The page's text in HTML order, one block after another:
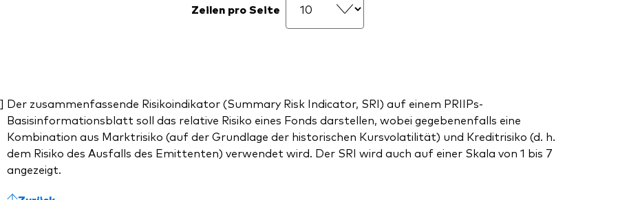
Zeilen pro Seite
Der zusammenfassende Risikoindikator (Summary Risk Indicator, SRI) auf einem PRIIPs-
Basisinformationsblatt soll das relative Risiko eines Fonds darstellen, wobei gegebenenfalls eine
Kombination aus Marktrisiko (auf der Grundlage der historischen Kursvolatilität) und Kreditrisiko (d. h.
dem Risiko des Ausfalls des Emittenten) verwendet wird. Der SRI wird auch auf einer Skala von 1 bis 7
angezeigt.